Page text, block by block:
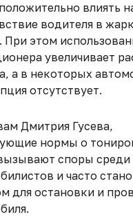
влиять
водителя в
При этом
увеличивает
а в некоторых
отсутствует.
Дмитрия Гусева,
нормы о
споры среди
и часто
для остановки и